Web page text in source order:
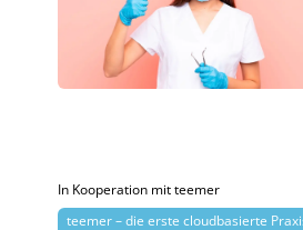
In Kooperation mit teemer
teemer – die erste cloudbasierte